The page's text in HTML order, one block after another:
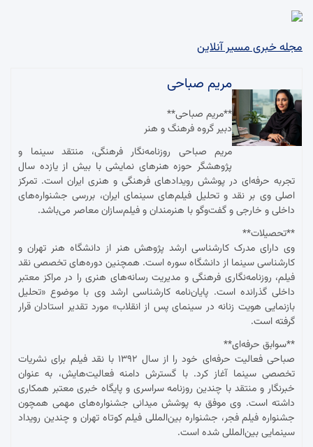
مجله خبری مسیر آنلاین
مریم صباحی
**مریم صباحی**
دبیر گروه فرهنگ و هنر
مریم صباحی روزنامه‌نگار فرهنگی، منتقد سینما و
پژوهشگر حوزه هنرهای نمایشی با بیش از یازده سال
تجربه حرفه‌ای در پوشش رویدادهای فرهنگی و هنری ایران است. تمرکز
اصلی وی بر نقد و تحلیل فیلم‌های سینمای ایران، بررسی جشنواره‌های
داخلی و خارجی و گفت‌وگو با هنرمندان و فیلم‌سازان معاصر می‌باشد.
**تحصیلات**
وی دارای مدرک کارشناسی ارشد پژوهش هنر از دانشگاه هنر تهران و
کارشناسی سینما از دانشگاه سوره است. همچنین دوره‌های تخصصی نقد
فیلم، روزنامه‌نگاری فرهنگی و مدیریت رسانه‌های هنری را در مراکز معتبر
داخلی گذرانده است. پایان‌نامه کارشناسی ارشد وی با موضوع «تحلیل
بازنمایی هویت زنانه در سینمای پس از انقلاب» مورد تقدیر استادان قرار
گرفته است.
**سوابق حرفه‌ای**
صباحی فعالیت حرفه‌ای خود را از سال ۱۳۹۲ با نقد فیلم برای نشریات
تخصصی سینما آغاز کرد. با گسترش دامنه فعالیت‌هایش، به عنوان
خبرنگار و منتقد با چندین روزنامه سراسری و پایگاه خبری معتبر همکاری
داشته است. وی موفق به پوشش میدانی جشنواره‌های مهمی همچون
جشنواره فیلم فجر، جشنواره بین‌المللی فیلم کوتاه تهران و چندین رویداد
سینمایی بین‌المللی شده است.